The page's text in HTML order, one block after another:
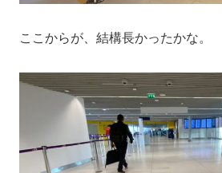
ここからが、結構長かったかな。